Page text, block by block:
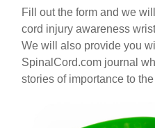
Fill out the form and we
cord injury awareness
We will also provide you
SpinalCord.com journal
stories of importance to